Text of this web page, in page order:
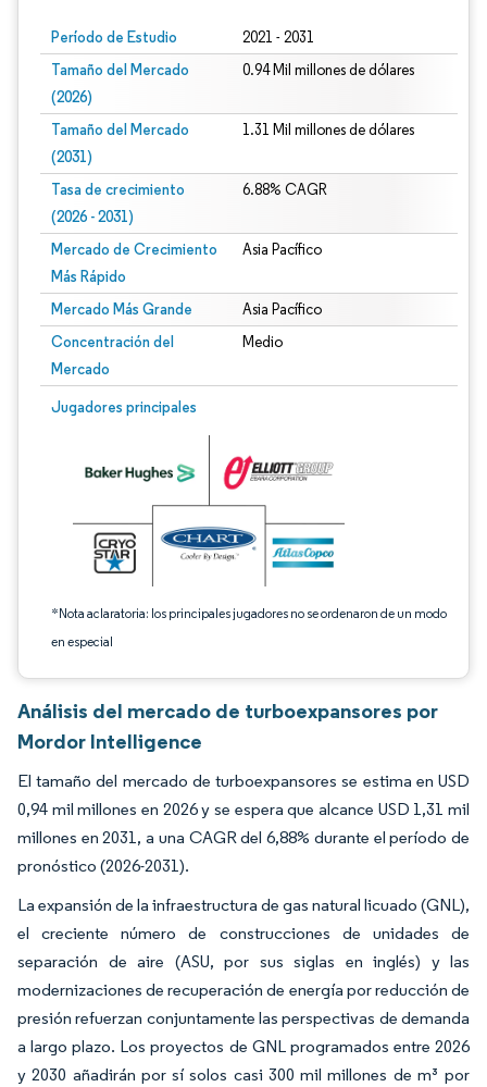
Período de Estudio 2021 - 2031
Tamaño del Mercado
(2026)
0.94 Mil millones de dólares
Tamaño del Mercado
(2031)
1.31 Mil millones de dólares
Tasa de crecimiento
(2026 - 2031)
6.88% CAGR
Mercado de Crecimiento
Más Rápido
Asia Pacífico
Mercado Más Grande Asia Pacífico
Concentración del
Mercado
Medio
Jugadores principales
*Nota aclaratoria: los principales jugadores no se ordenaron de un modo
en especial
Imagen © Mordor Intelligence. El uso requiere atribución según CC BY 4.0.
Análisis del mercado de turboexpansores por
Mordor Intelligence
El tamaño del mercado de turboexpansores se estima en USD
0,94 mil millones en 2026 y se espera que alcance USD 1,31 mil
millones en 2031, a una CAGR del 6,88% durante el período de
pronóstico (2026-2031).
La expansión de la infraestructura de gas natural licuado (GNL),
el creciente número de construcciones de unidades de
separación de aire (ASU, por sus siglas en inglés) y las
modernizaciones de recuperación de energía por reducción de
presión refuerzan conjuntamente las perspectivas de demanda
a largo plazo. Los proyectos de GNL programados entre 2026
y 2030 añadirán por sí solos casi 300 mil millones de m³ por